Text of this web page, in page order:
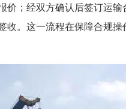
；经双方确认后签订运
。这一流程在保障合规